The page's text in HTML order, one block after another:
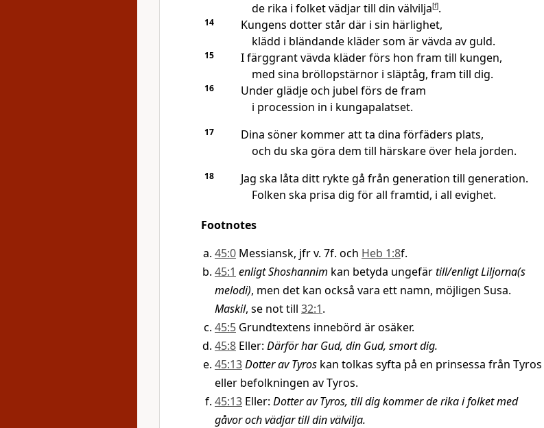
de rika i folket vädjar till din välvilja[f].
14
Kungens dotter står där i sin härlighet,
klädd i bländande kläder som är vävda av guld.
15
I färggrant vävda kläder förs hon fram till kungen,
med sina bröllopstärnor i släptåg, fram till dig.
16
Under glädje och jubel förs de fram
i procession in i kungapalatset.
17
Dina söner kommer att ta dina förfäders plats,
och du ska göra dem till härskare över hela jorden.
18
Jag ska låta ditt rykte gå från generation till generation.
Folken ska prisa dig för all framtid, i all evighet.
Footnotes
45:0 Messiansk, jfr v. 7f. och Heb 1:8f.
45:1 enligt Shoshannim kan betyda ungefärtill/enligt Liljorna(s
melodi), men det kan också vara ett namn, möjligen Susa.
Maskil, se not till 32:1.
45:5 Grundtextens innebörd är osäker.
45:8 Eller: Därför har Gud, din Gud, smort dig.
45:13Dotter av Tyros kan tolkas syfta på en prinsessa från Tyros
eller befolkningen av Tyros.
45:13 Eller: Dotter av Tyros, till dig kommer de rika i folket med
gåvor och vädjar till din välvilja.